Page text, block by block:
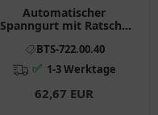
Automatischer
Spanngurt mit Ratsche
BTS-722.00.40
✅ 1-3 Werktage
62,67 EUR